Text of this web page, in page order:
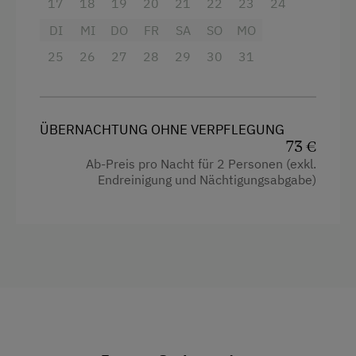
Garten/Wiese
Hausgarten
Spielgefährten
inkludiert.
bitten Sie daher das Rauchen im Freien zu
Aufenthalt gewährleisten zu können, sind
Haustiere nicht erlaubt.
Ausstattung
DI
25
MI
26
DO
27
FR
28
SA
29
SO
30
MO
31
ÜBERNACHTUNG OHNE VERPFLEGUNG
73 €
Ab-Preis pro Nacht für 2 Personen (exkl.
Endreinigung und Nächtigungsabgabe)